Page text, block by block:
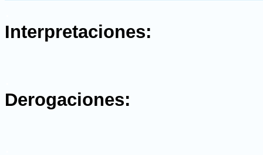
Interpretaciones:
Derogaciones: